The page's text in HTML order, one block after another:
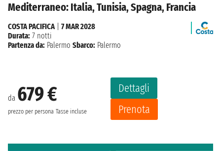
Mediterraneo: Italia, Tunisia, Spagna, Francia
da 679 €
prezzo per persona Tasse incluse
Dettagli
Prenota
COSTA PACIFICA| 7 MAR 2028
Durata: 7 notti
Partenza da: Palermo Sbarco: Palermo